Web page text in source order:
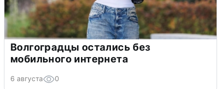
Волгоградцы остались без
мобильного интернета
6 августа 0